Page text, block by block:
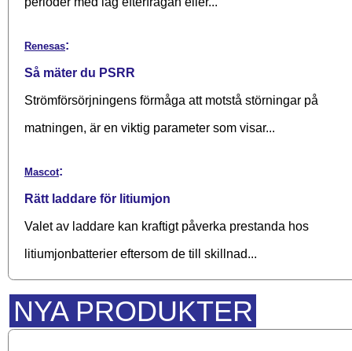
Renesas:
Så mäter du PSRR
Strömförsörjningens förmåga att motstå störningar på
matningen, är en viktig parameter som visar...
Mascot:
Rätt laddare för litiumjon
Valet av laddare kan kraftigt påverka prestanda hos
litiumjonbatterier eftersom de till skillnad...
NYA PRODUKTER